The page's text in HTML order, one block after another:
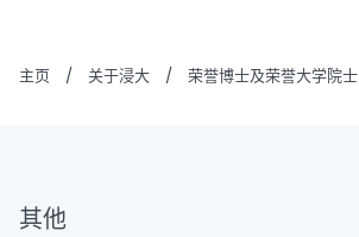
主页 / 关于浸大 / 荣誉博士及荣誉大学院士
其他